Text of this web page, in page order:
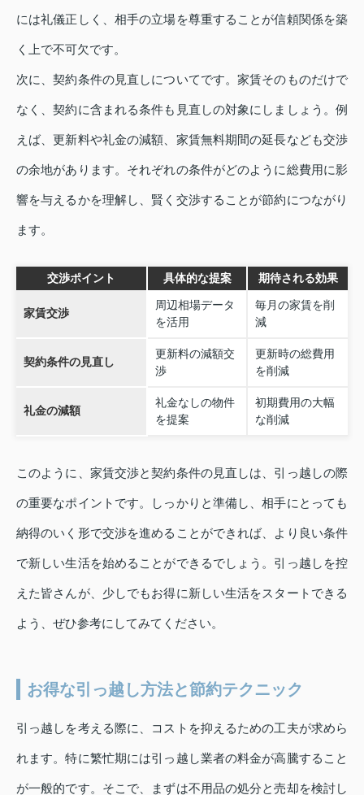
には礼儀正しく、相手の立場を尊重することが信頼関係を築
く上で不可欠です。
次に、契約条件の見直しについてです。家賃そのものだけで
なく、契約に含まれる条件も見直しの対象にしましょう。例
えば、更新料や礼金の減額、家賃無料期間の延長なども交渉
の余地があります。それぞれの条件がどのように総費用に影
響を与えるかを理解し、賢く交渉することが節約につながり
ます。
交渉ポイント 具体的な提案 期待される効果
家賃交渉
周辺相場データ
を活用
毎月の家賃を削
減
契約条件の見直し
更新料の減額交
渉
更新時の総費用
を削減
礼金の減額
礼金なしの物件
を提案
初期費用の大幅
な削減
このように、家賃交渉と契約条件の見直しは、引っ越しの際
の重要なポイントです。しっかりと準備し、相手にとっても
納得のいく形で交渉を進めることができれば、より良い条件
で新しい生活を始めることができるでしょう。引っ越しを控
えた皆さんが、少しでもお得に新しい生活をスタートできる
よう、ぜひ参考にしてみてください。
お得な引っ越し方法と節約テクニック
引っ越しを考える際に、コストを抑えるための工夫が求めら
れます。特に繁忙期には引っ越し業者の料金が高騰すること
が一般的です。そこで、まずは不用品の処分と売却を検討し